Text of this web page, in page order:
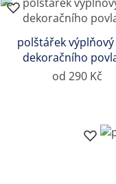
polštářek výplňový
dekoračního
od 290 Kč